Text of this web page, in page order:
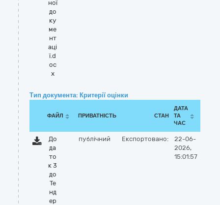
ної
до
ку
ме
нт
аці
ї.d
oc
x
Тип документа: Критерії оцінки
ФАЙЛ ПРИВАТНІСТЬ СТАН
ДАТА
ТА
ЧАС
До
да
то
к 3
до
Те
нд
ер
публічний Експортовано:
22-06-
2026,
15:01:57